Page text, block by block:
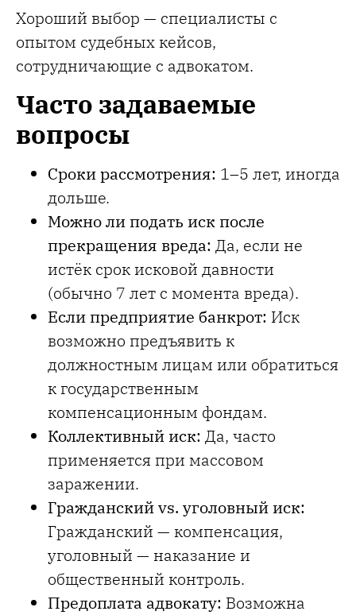
Хороший выбор — специалисты с
опытом судебных кейсов,
сотрудничающие с адвокатом.
Часто задаваемые
вопросы
Сроки рассмотрения: 1–5 лет, иногда
дольше.
Можно ли подать иск после
прекращения вреда: Да, если не
истёк срок исковой давности
(обычно 7 лет с момента вреда).
Если предприятие банкрот: Иск
возможно предъявить к
должностным лицам или обратиться
к государственным
компенсационным фондам.
Коллективный иск: Да, часто
применяется при массовом
заражении.
Гражданский vs. уголовный иск:
Гражданский — компенсация,
уголовный — наказание и
общественный контроль.
Предоплата адвокату: Возможна